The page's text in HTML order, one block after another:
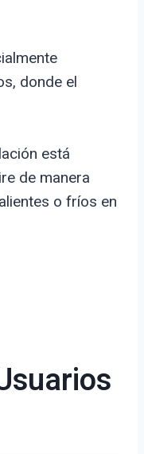
donde el
está
de manera
o fríos en